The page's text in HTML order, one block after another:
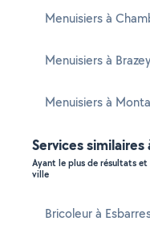
Menuisiers à
Menuisiers à
Menuisiers à
Services similaires
Ayant le plus de résultats
ville
Bricoleur à